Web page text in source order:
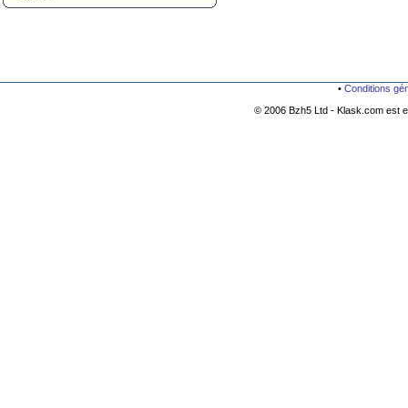
• Conditions
© 2006 Bzh5 Ltd - Klask.com est